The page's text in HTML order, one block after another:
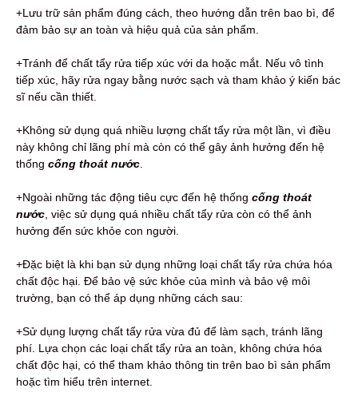
+Lưu trữ sản phẩm đúng cách, theo hướng dẫn trên bao bì, để
đảm bảo sự an toàn và hiệu quả của sản phẩm.
+Tránh để chất tẩy rửa tiếp xúc với da hoặc mắt. Nếu vô tình
tiếp xúc, hãy rửa ngay bằng nước sạch và tham khảo ý kiến bác
sĩ nếu cần thiết.
+Không sử dụng quá nhiều lượng chất tẩy rửa một lần, vì điều
này không chỉ lãng phí mà còn có thể gây ảnh hưởng đến hệ
thống cống thoát nước
+Ngoài những tác động tiêu cực đến hệ thống cống thoát
nước , việc sử dụng quá nhiều chất tẩy rửa còn có thể ảnh
hưởng đến sức khỏe con người.
+Đặc biệt là khi bạn sử dụng những loại chất tẩy rửa chứa hóa
chất độc hại. Để bảo vệ sức khỏe của mình và bảo vệ môi
trường, bạn có thể áp dụng những cách sau:
+Sử dụng lượng chất tẩy rửa vừa đủ để làm sạch, tránh lãng
phí. Lựa chọn các loại chất tẩy rửa an toàn, không chứa hóa
chất độc hại, có thể tham khảo thông tin trên bao bì sản phẩm
hoặc tìm hiểu trên internet.